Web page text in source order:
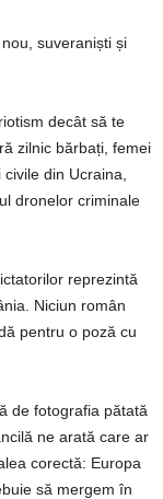
suveraniști și
decât să te
zilnic bărbați, femei
din Ucraina,
dronelor criminale
reprezintă
Niciun român
pentru o poză cu
de fotografia pătată
ne arată care ar
corectă: Europa
să mergem în